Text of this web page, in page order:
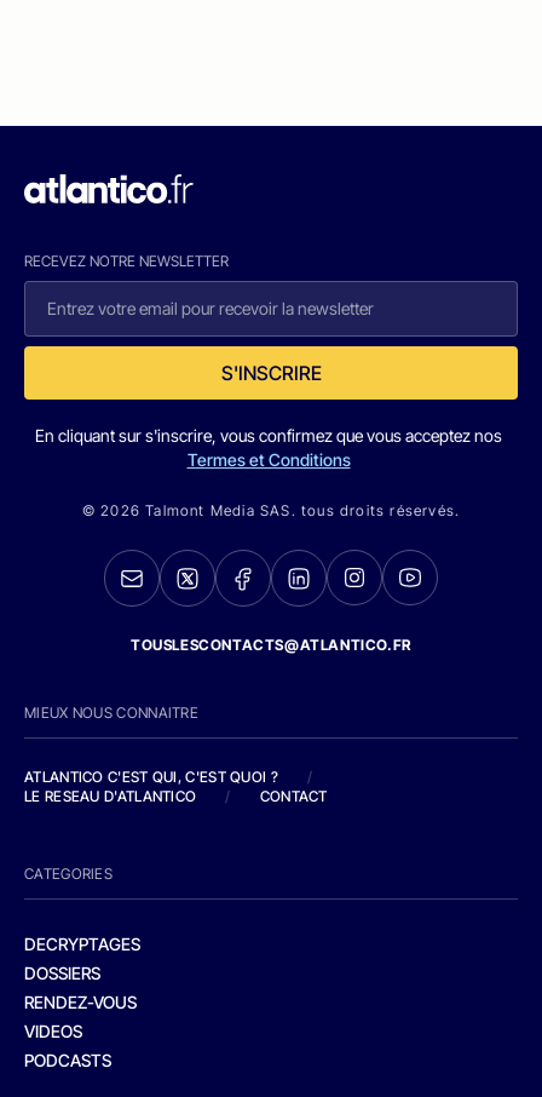
RECEVEZ NOTRE NEWSLETTER
S'INSCRIRE
En cliquant sur s'inscrire, vous confirmez que vous acceptez nos
Termes et Conditions
© 2026 Talmont Media SAS. tous droits réservés.
TOUSLESCONTACTS@ATLANTICO.FR
MIEUX NOUS CONNAITRE
ATLANTICO C'EST QUI, C'EST QUOI ?
/
LE RESEAU D'ATLANTICO
/ CONTACT
CATEGORIES
DECRYPTAGES
DOSSIERS
RENDEZ-VOUS
VIDEOS
PODCASTS